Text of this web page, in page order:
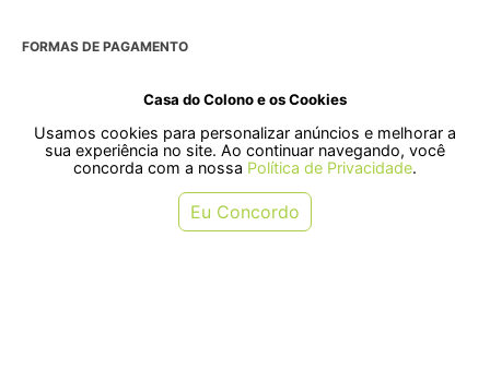
Casa do Colono e os Cookies
Usamos cookies para personalizar anúncios e melhorar a
sua experiência no site. Ao continuar navegando, você
concorda com a nossa Política de Privacidade.
Eu Concordo
FORMAS DE PAGAMENTO
SELOS
Rua Pre. Frederico Hardt, 119 - Centro, Indaial - SC, 89080-018